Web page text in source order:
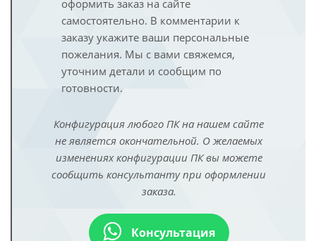
оформить заказ на сайте
самостоятельно. В комментарии к
заказу укажите ваши персональные
пожелания. Мы с вами свяжемся,
уточним детали и сообщим по
готовности.
Конфигурация любого ПК на нашем сайте
не является окончательной. О желаемых
изменениях конфигурации ПК вы можете
сообщить консультанту при оформлении
заказа.
Консультация